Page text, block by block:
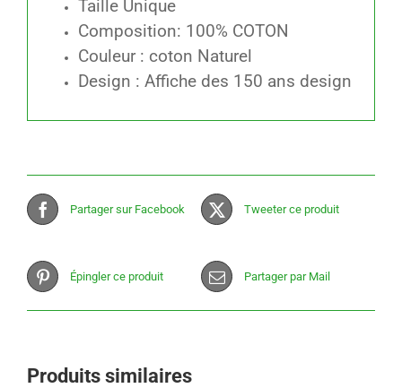
Taille Unique
Composition: 100% COTON
Couleur : coton Naturel
Design : Affiche des 150 ans design
Partager sur Facebook Tweeter ce produit
Épingler ce produit Partager par Mail
Produits similaires